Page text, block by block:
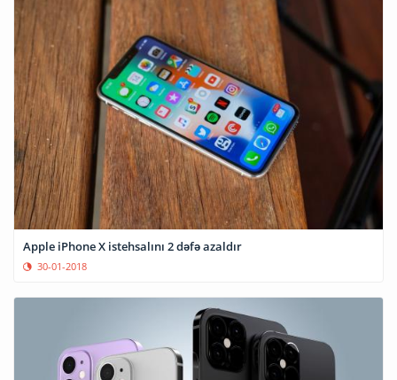
Apple iPhone X istehsalını 2 dəfə azaldır
30-01-2018